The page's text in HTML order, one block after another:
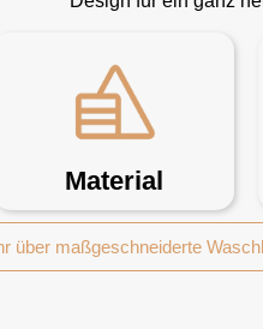
Material
über maßgeschneiderte